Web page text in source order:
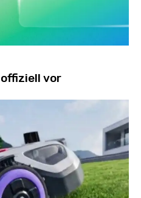
offiziell vor